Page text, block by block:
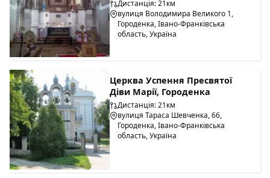
Дистанція: 21км
вулиця Володимира Великого 1,
Городенка, Івано-Франківська
область, Україна
Церква Успення Пресвятої
Діви Марії, Городенка
Дистанція: 21км
вулиця Тараса Шевченка, 66,
Городенка, Івано-Франківська
область, Україна